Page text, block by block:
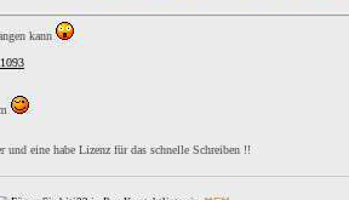
kann
eine habe Lizenz für das schnelle Schreiben !!